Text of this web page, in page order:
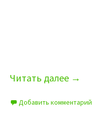
Читать далее →
Добавить комментарий